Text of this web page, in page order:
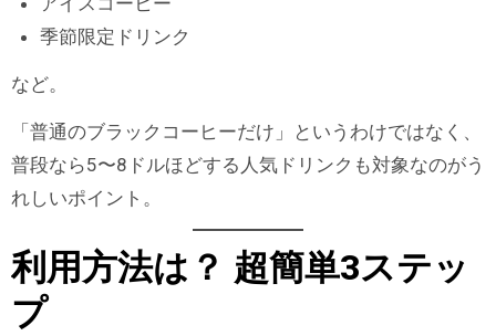
季節限定ドリンク
など。
「普通のブラックコーヒーだけ」というわけではなく、
普段なら5〜8ドルほどする人気ドリンクも対象なのがう
れしいポイント。
利用方法は？ 超簡単3ステッ
プ